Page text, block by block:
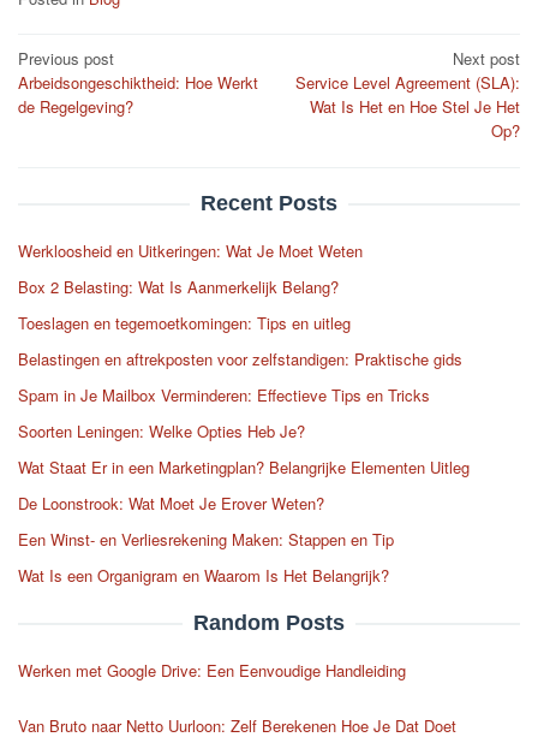
Post
navigation
Previous post
Arbeidsongeschiktheid: Hoe Werkt
de Regelgeving?
Next post
Service Level Agreement (SLA):
Wat Is Het en Hoe Stel Je Het
Op?
Recent Posts
Werkloosheid en Uitkeringen: Wat Je Moet Weten
Box 2 Belasting: Wat Is Aanmerkelijk Belang?
Toeslagen en tegemoetkomingen: Tips en uitleg
Belastingen en aftrekposten voor zelfstandigen: Praktische gids
Spam in Je Mailbox Verminderen: Effectieve Tips en Tricks
Soorten Leningen: Welke Opties Heb Je?
Wat Staat Er in een Marketingplan? Belangrijke Elementen Uitleg
De Loonstrook: Wat Moet Je Erover Weten?
Een Winst- en Verliesrekening Maken: Stappen en Tip
Wat Is een Organigram en Waarom Is Het Belangrijk?
Random Posts
Werken met Google Drive: Een Eenvoudige Handleiding
Van Bruto naar Netto Uurloon: Zelf Berekenen Hoe Je Dat Doet